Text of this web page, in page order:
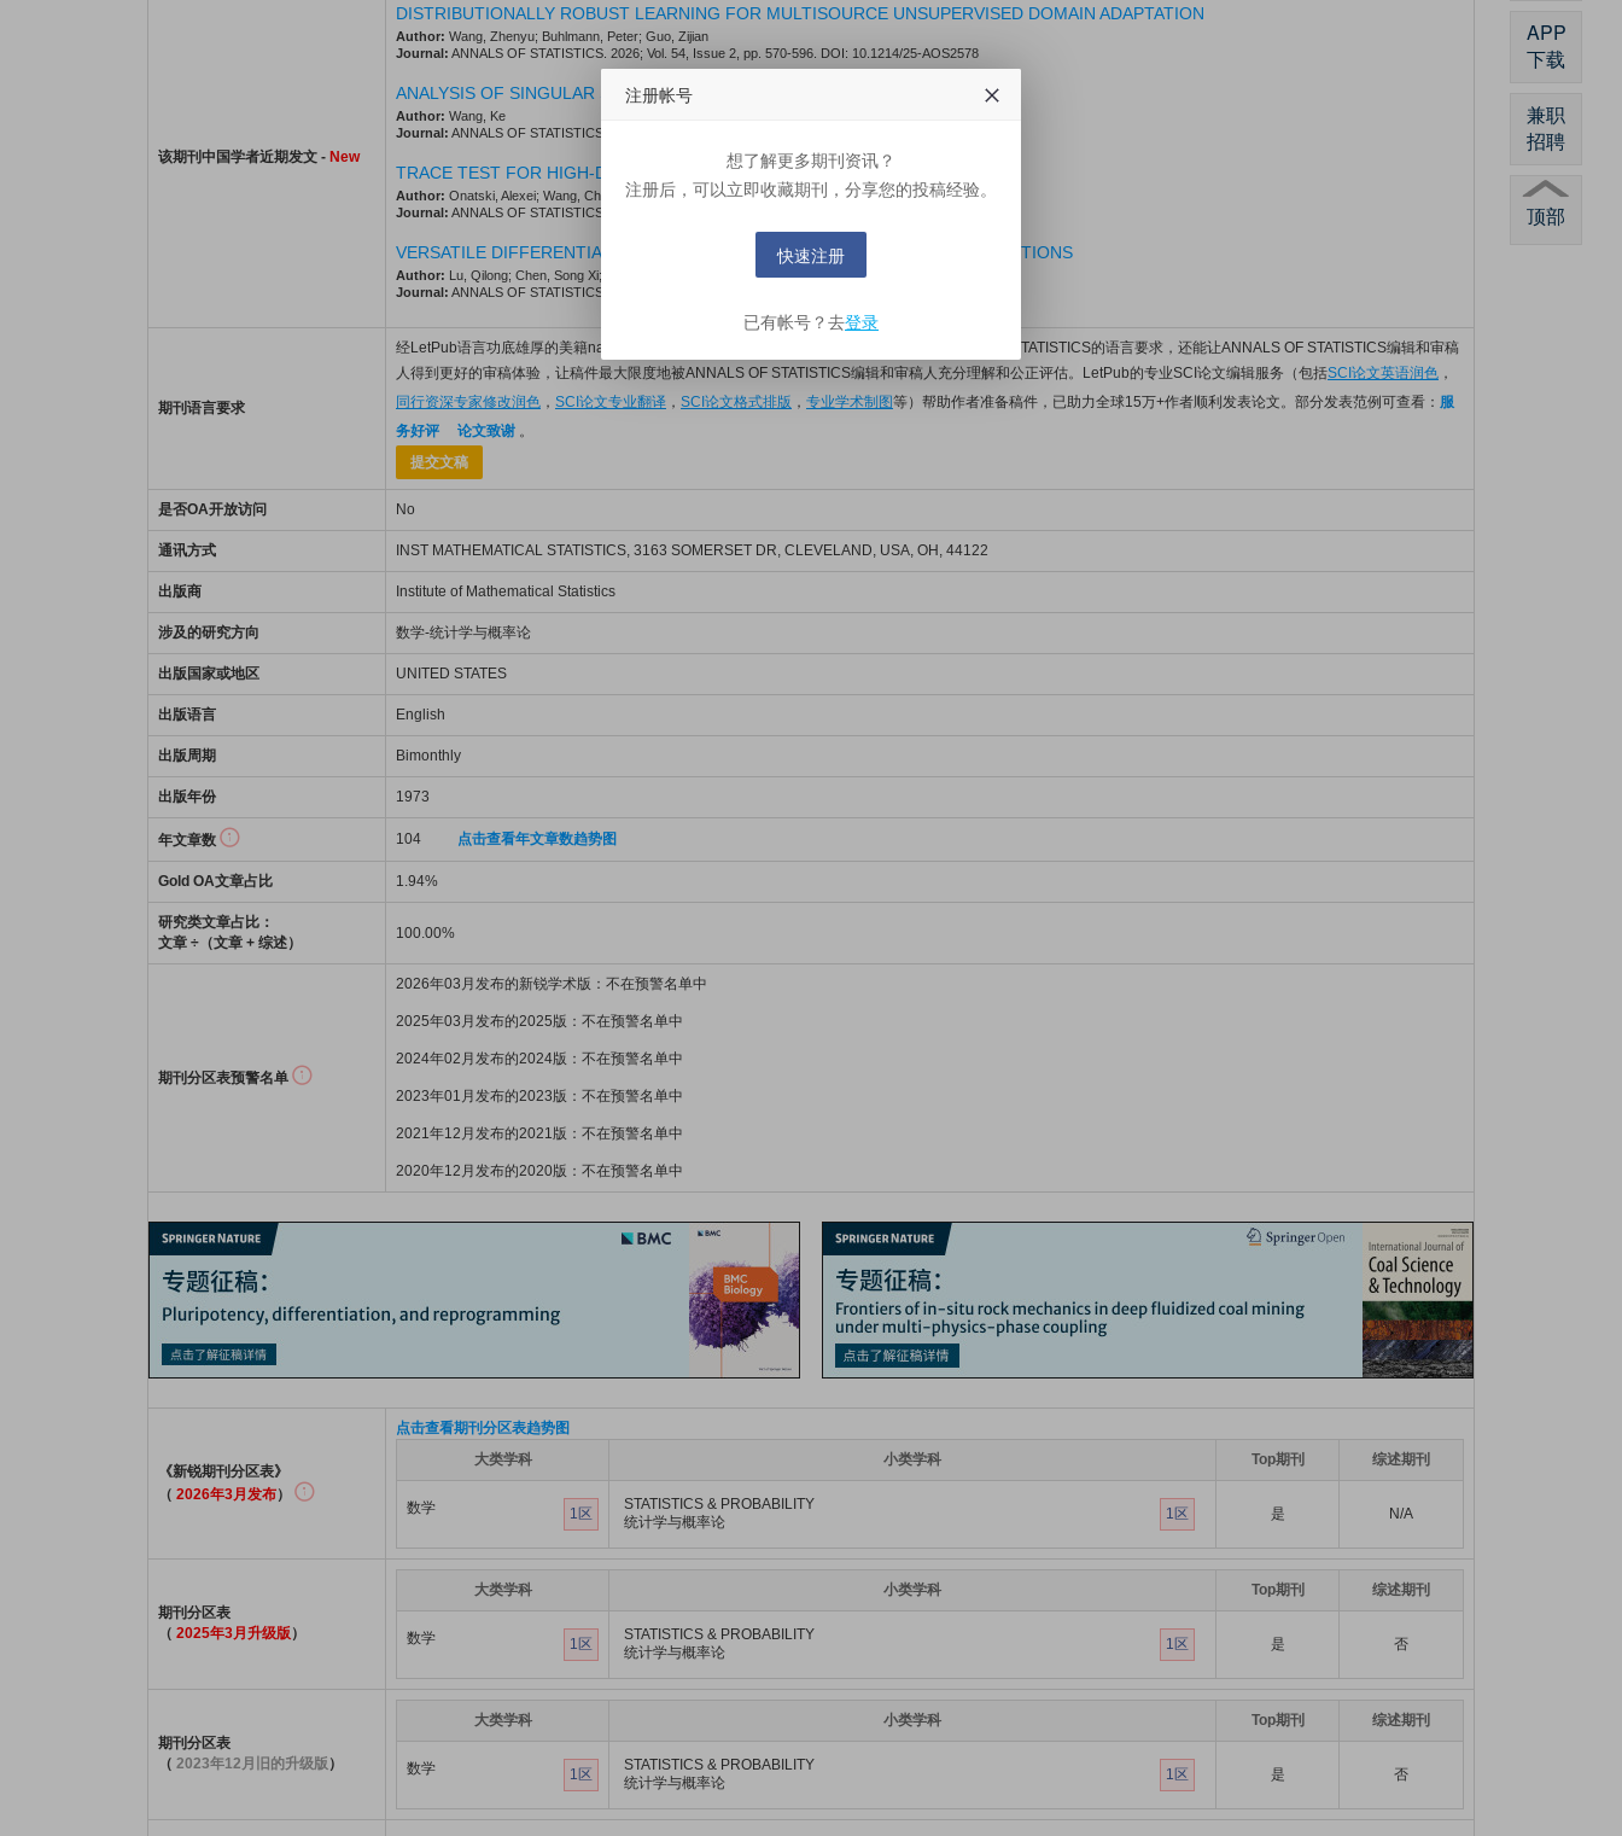
该期刊中国学者近期发文 - New
DISTRIBUTIONALLY ROBUST LEARNING FOR MULTISOURCE UNSUPERVISED DOMAIN ADAPTATION
Author: Wang, Zhenyu; Buhlmann, Peter; Guo, Zijian
Journal: ANNALS OF STATISTICS. 2026; Vol. 54, Issue 2, pp. 570-596. DOI: 10.1214/25-AOS2578
ANALYSIS OF SINGULAR SUBSPACES UNDER RANDOM PERTURBATIONS
Author: Wang, Ke
Journal: ANNALS OF STATISTICS. 2026; Vol. 54, Issue 2, pp. 667-691. DOI: 10.1214/25-AOS2582
TRACE TEST FOR HIGH-DIMENSIONAL COINTEGRATION
Author: Onatski, Alexei; Wang, Chen
Journal: ANNALS OF STATISTICS. 2026; Vol. 54, Issue 2, pp. 597-620. DOI: 10.1214/25-AOS2579
VERSATILE DIFFERENTIALLY PRIVATE LEARNING FOR GENERAL LOSS FUNCTIONS
Author: Lu, Qilong; Chen, Song Xi; Qiu, Yumou
Journal: ANNALS OF STATISTICS. 2026; Vol. 54, Issue 2, pp. 692-717. DOI: 10.1214/25-AOS2583
期刊语言要求
经LetPub语言功底雄厚的美籍native English speaker精心编辑的稿件，不仅能满足ANNALS OF STATISTICS的语言要求，还能让ANNALS OF STATISTICS编辑和审稿
人得到更好的审稿体验，让稿件最大限度地被ANNALS OF STATISTICS编辑和审稿人充分理解和公正评估。LetPub的专业SCI论文编辑服务（包括SCI论文英语润色 ，
同行资深专家修改润色 ， SCI论文专业翻译 ， SCI论文格式排版 ， 专业学术制图等）帮助作者准备稿件，已助力全球15万+作者顺利发表论文。部分发表范例可查看： 服
务好评
论文致谢 。
提交文稿
是否OA开放访问 No
通讯方式 INST MATHEMATICAL STATISTICS, 3163 SOMERSET DR, CLEVELAND, USA, OH, 44122
出版商 Institute of Mathematical Statistics
涉及的研究方向 数学-统计学与概率论
出版国家或地区 UNITED STATES
出版语言 English
出版周期 Bimonthly
出版年份 1973
年文章数 104 点击查看年文章数趋势图
Gold OA文章占比 1.94%
研究类文章占比：
文章 ÷（文章 + 综述）
100.00%
期刊分区表预警名单
2026年03月发布的新锐学术版：不在预警名单中
2025年03月发布的2025版：不在预警名单中
2024年02月发布的2024版：不在预警名单中
2023年01月发布的2023版：不在预警名单中
2021年12月发布的2021版：不在预警名单中
2020年12月发布的2020版：不在预警名单中
《新锐期刊分区表》
（ 2026年3月发布）
点击查看期刊分区表趋势图
大类学科
小类学科 Top期刊 综述期刊
数学 1区
STATISTICS & PROBABILITY
统计学与概率论
1区 是 N/A
期刊分区表
（ 2025年3月升级版）
大类学科 小类学科 Top期刊 综述期刊
数学 1区
STATISTICS & PROBABILITY
统计学与概率论
1区 是 否
期刊分区表
（ 2023年12月旧的升级版 ）
大类学科 小类学科 Top期刊 综述期刊
数学 1区
STATISTICS & PROBABILITY
统计学与概率论
1区 是 否
APP
下载
兼职
招聘
顶部
注册帐号
想了解更多期刊资讯？
注册后，可以立即收藏期刊，分享您的投稿经验。
快速注册
已有帐号？去登录